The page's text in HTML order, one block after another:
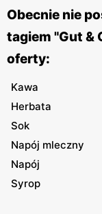
Obecnie nie
tagiem "Gut &
oferty:
Kawa
Herbata
Sok
Napój mleczny
Napój
Syrop